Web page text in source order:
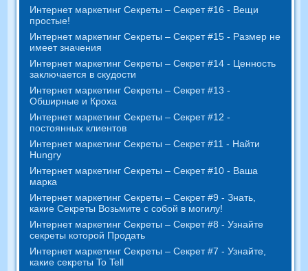
Интернет маркетинг Секреты – Секрет #16 - Вещи
простые!
Интернет маркетинг Секреты – Секрет #15 - Размер не
имеет значения
Интернет маркетинг Секреты – Секрет #14 - Ценность
заключается в скудости
Интернет маркетинг Секреты – Секрет #13 -
Обширные и Кроха
Интернет маркетинг Секреты – Секрет #12 -
постоянных клиентов
Интернет маркетинг Секреты – Секрет #11 - Найти
Hungry
Интернет маркетинг Секреты – Секрет #10 - Ваша
марка
Интернет маркетинг Секреты – Секрет #9 - Знать,
какие Секреты Возьмите с собой в могилу!
Интернет маркетинг Секреты – Секрет #8 - Узнайте
секреты которой Продать
Интернет маркетинг Секреты – Секрет #7 - Узнайте,
какие секреты To Tell